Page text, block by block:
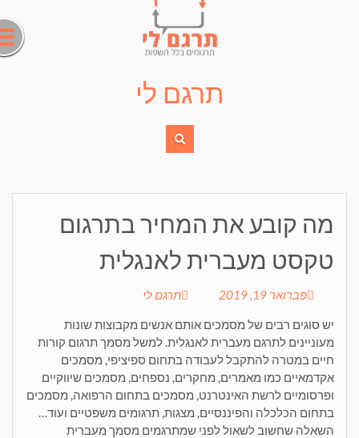
תרגם לי
מה קובע את המחיר בתרגום
טקסט מעברית לאנגלית
פברואר 19, 2019 תרגם לי
יש סוגים רבים של מסמכים אותם אנשים מקבוצות שונות
מעוניינים לתרגם מעברית לאנגלית. למשל מסמך תרגום קורות
חיים במטרה להתקבל לעבודה בתחום ספיציפי, מסמכים
אקדמאיים כמו מאמרים, מחקרים, נספחים, מסמכים שיווקיים
ופרסומיים לרשת האינטרנט, מסמכים בתחום הרפואה, מסמכים
בתחום הכלכלה והפיננסיים, מצגות, תרגומים משפטיים ועוד…
השאלה שחשוב לשאול לפני שמתרגמים מסמך מעברית